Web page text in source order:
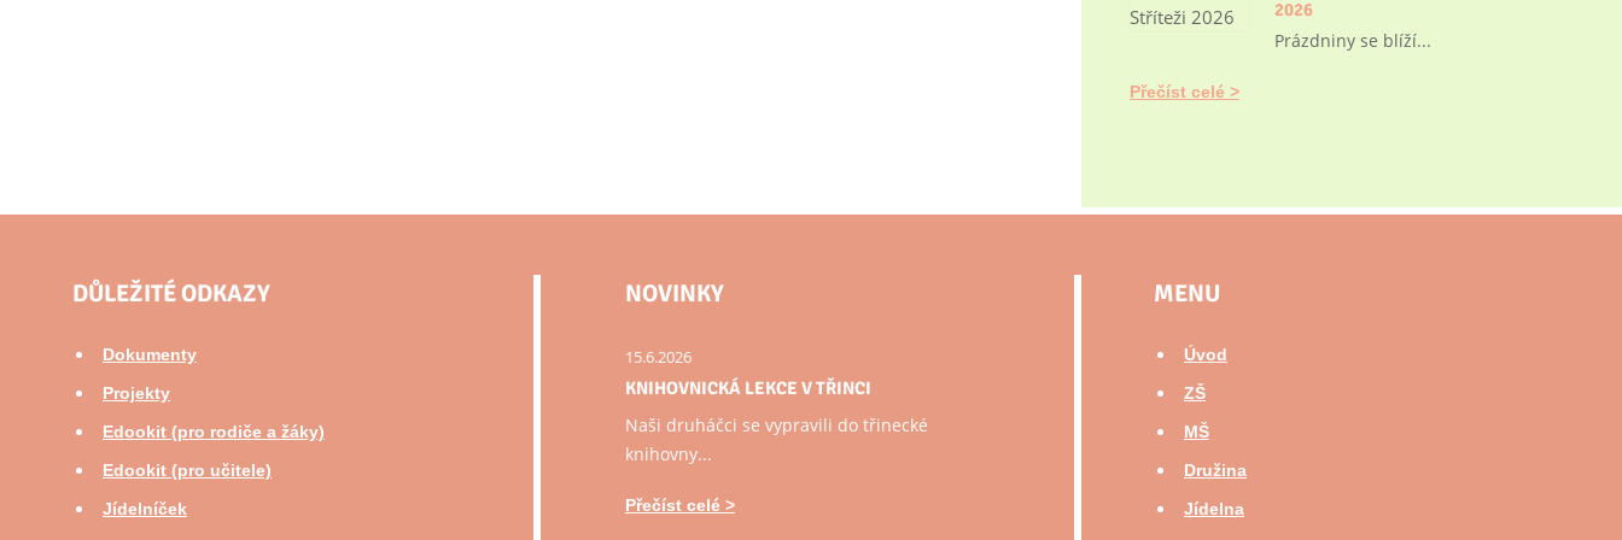
2026
Prázdniny se blíží...
Přečíst celé
DŮLEŽITÉ ODKAZY
Dokumenty
Projekty
Edookit (pro rodiče a žáky)
Edookit (pro učitele)
Jídelníček
NOVINKY
15.6.2026
KNIHOVNICKÁ LEKCE V TŘINCI
Naši druháčci se vypravili do třinecké
knihovny...
Přečíst celé
MENU
Úvod
ZŠ
MŠ
Družina
Jídelna